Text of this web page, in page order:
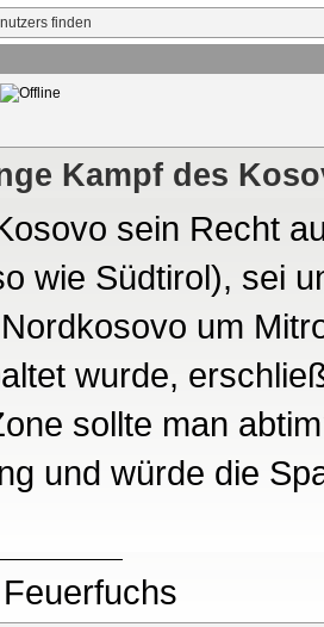
Kampf des
sein Recht
wie Südtirol), sei
um
wurde,
sollte man
und würde die